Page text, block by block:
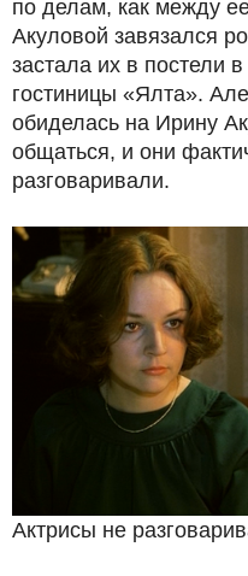
по делам, как между
Акуловой завязался
застала их в постели
гостиницы «Ялта».
обиделась на Ирину
общаться, и они
разговаривали.
Актрисы не